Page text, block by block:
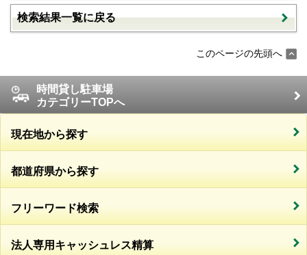
検索結果一覧に戻る
このページの先頭へ
時間貸し駐車場
カテゴリーTOPへ
現在地から探す
都道府県から探す
フリーワード検索
法人専用キャッシュレス精算